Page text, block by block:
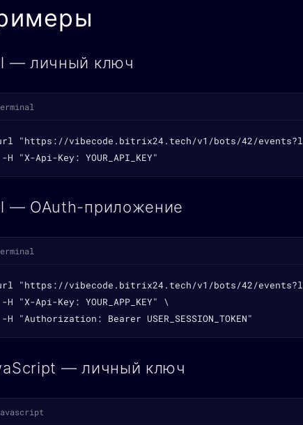
— личный ключ
"https://vibecode.bitrix24.tech/v1/bots/42/
H "X-Api-Key: YOUR_API_KEY"
— OAuth-приложение
"https://vibecode.bitrix24.tech/v1/bots/42/
H "X-Api-Key: YOUR_APP_KEY" \
H "Authorization: Bearer USER_SESSION_TOKEN"
— личный ключ